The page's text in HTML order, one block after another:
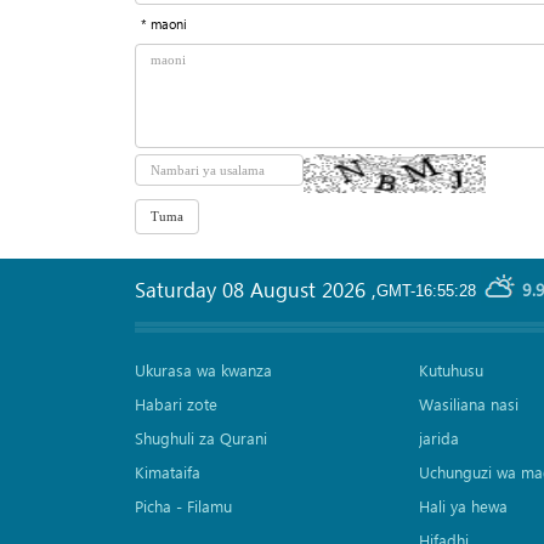
* maoni
GMT-16:55:28
Saturday 08 August 2026 ,
Ukurasa wa kwanza
Habari zote
Shughuli za Qurani
Kimataifa
Picha‎ - Filamu‎
Kutuhusu
Wasiliana nasi
jarida
Uchunguzi wa
Hali ya hewa
Hifadhi